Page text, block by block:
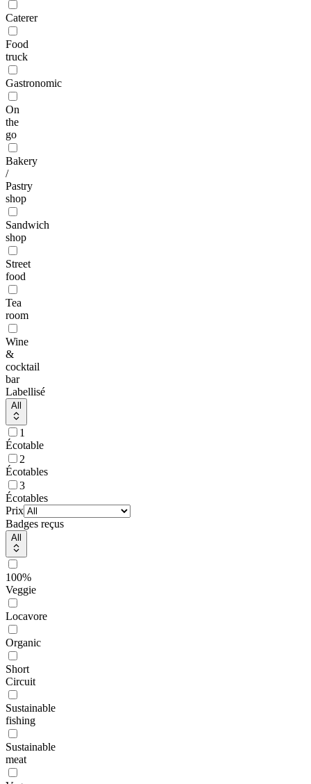
Caterer
Food
truck
Gastronomic
On
the
go
Bakery
/
Pastry
shop
Sandwich
shop
Street
food
Tea
room
Wine
&
cocktail
bar
Labellisé
All
1
Écotable
2
Écotables
3
Écotables
Prix
Badges reçus
All
100%
Veggie
Locavore
Organic
Short
Circuit
Sustainable
fishing
Sustainable
meat